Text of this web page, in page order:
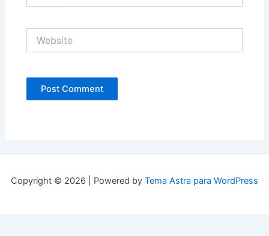
Copyright © 2026 | Powered by Tema Astra para WordPress